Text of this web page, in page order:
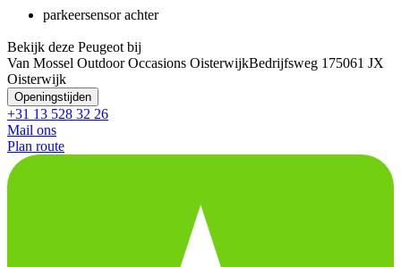
parkeersensor achter
Bekijk deze Peugeot bij
Van Mossel Outdoor Occasions OisterwijkBedrijfsweg 175061 JX
Oisterwijk
Openingstijden
+31 13 528 32 26
Mail ons
Plan route